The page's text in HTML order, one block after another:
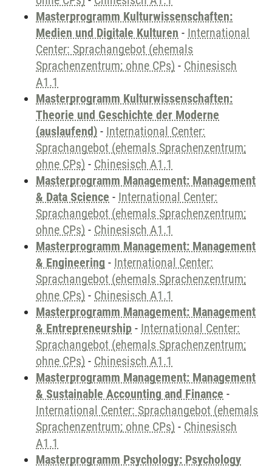
Masterprogramm Kulturwissenschaften:
Medien und Digitale Kulturen - International
Center: Sprachangebot (ehemals
Sprachenzentrum; ohne CPs) - Chinesisch
A1.1
Masterprogramm Kulturwissenschaften:
Theorie und Geschichte der Moderne
(auslaufend) - International Center:
Sprachangebot (ehemals Sprachenzentrum;
ohne CPs) - Chinesisch A1.1
Masterprogramm Management: Management
& Data Science - International Center:
Sprachangebot (ehemals Sprachenzentrum;
ohne CPs) - Chinesisch A1.1
Masterprogramm Management: Management
& Engineering - International Center:
Sprachangebot (ehemals Sprachenzentrum;
ohne CPs) - Chinesisch A1.1
Masterprogramm Management: Management
& Entrepreneurship - International Center:
Sprachangebot (ehemals Sprachenzentrum;
ohne CPs) - Chinesisch A1.1
Masterprogramm Management: Management
& Sustainable Accounting and Finance -
International Center: Sprachangebot (ehemals
Sprachenzentrum; ohne CPs) - Chinesisch
A1.1
Masterprogramm Psychology: Psychology